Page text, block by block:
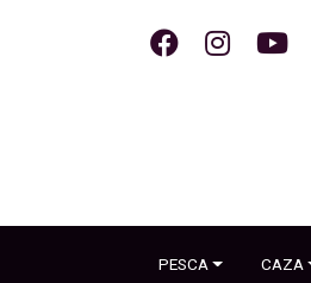
PESCA CAZA